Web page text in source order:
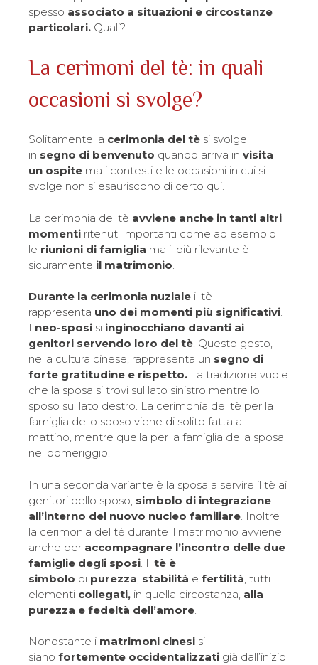
spesso associato a situazioni e circostanze
particolari. Quali?
La cerimoni del tè: in quali
occasioni si svolge?
Solitamente la cerimonia del tè si svolge
in segno di benvenuto quando arriva in visita
un ospite ma i contesti e le occasioni in cui si
svolge non si esauriscono di certo qui.
La cerimonia del tè avviene anche in tanti altri
momenti ritenuti importanti come ad esempio
le riunioni di famiglia ma il più rilevante è
sicuramente il matrimonio
Durante la cerimonia nuziale il tè
rappresenta uno dei momenti più significativi.
I neo-sposi si inginocchiano davanti ai
genitori servendo loro del tè. Questo gesto,
nella cultura cinese, rappresenta un segno di
forte gratitudine e rispetto. La tradizione vuole
che la sposa si trovi sul lato sinistro mentre lo
sposo sul lato destro. La cerimonia del tè per la
famiglia dello sposo viene di solito fatta al
mattino, mentre quella per la famiglia della sposa
nel pomeriggio.
In una seconda variante è la sposa a servire il tè ai
genitori dello sposo, simbolo di integrazione
all’interno del nuovo nucleo familiare . Inoltre
la cerimonia del tè durante il matrimonio avviene
anche per accompagnare l’incontro delle due
famiglie degli sposi . Il tè è
simbolo di purezza stabilità e fertilità , tutti
elementi collegati, in quella circostanza, alla
purezza e fedeltà dell’amore
Nonostante i matrimoni cinesi si
siano fortemente occidentalizzati già dall’inizio